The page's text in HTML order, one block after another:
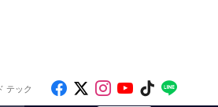
テック Like on Facebook
Follow on x
Follow on
Follow on
Follow